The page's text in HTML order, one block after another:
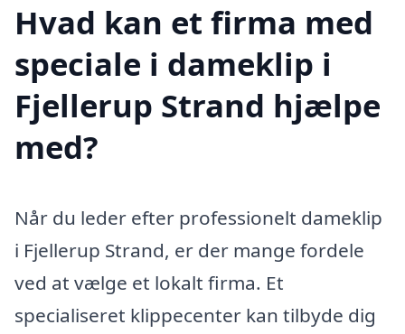
Hvad kan et firma med
speciale i dameklip i
Fjellerup Strand hjælpe
med?
Når du leder efter professionelt dameklip
i Fjellerup Strand, er der mange fordele
ved at vælge et lokalt firma. Et
specialiseret klippecenter kan tilbyde dig